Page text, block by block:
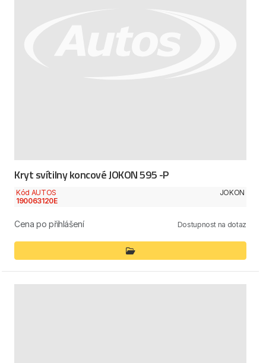
Kryt svítilny koncové JOKON 595 -P
Kód AUTOS
190063120E
JOKON
Cena po přihlášení Dostupnost na dotaz